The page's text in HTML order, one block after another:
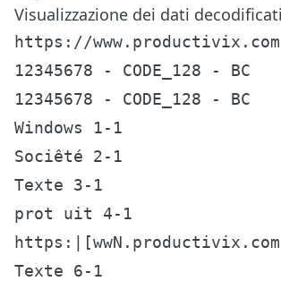
Visualizzazione dei dati
https://www.productivix.com
12345678 - CODE_128 - BC
12345678 - CODE_128 - BC
Windows 1-1
Sociêté 2-1
Texte 3-1
prot uit 4-1
Texte 6-1